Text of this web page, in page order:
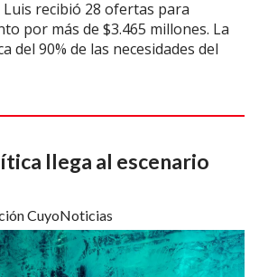
Luis recibió 28 ofertas para
por más de $3.465 millones. La
del 90% de las necesidades del
llega al escenario
CuyoNoticias